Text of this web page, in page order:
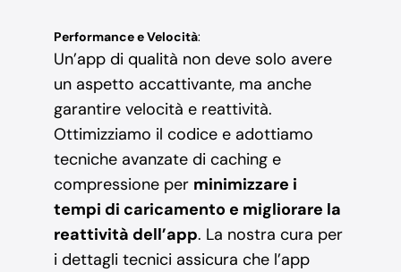
Performance e Velocità:
Un’app di qualità non deve solo avere
un aspetto accattivante, ma anche
garantire velocità e reattività.
Ottimizziamo il codice e adottiamo
tecniche avanzate di caching e
compressione per minimizzare i
tempi di caricamento e migliorare la
reattività dell’app. La nostra cura per
i dettagli tecnici assicura che l’app